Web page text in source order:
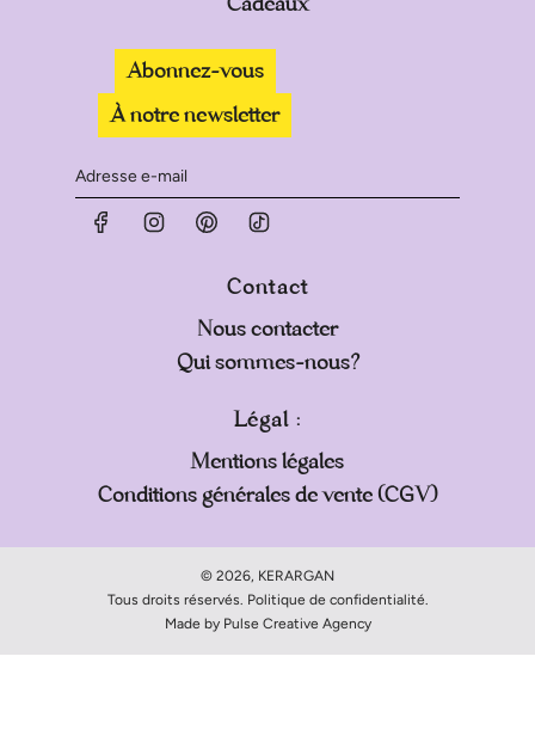
Abonnez-vous
À notre newsletter
Contact
Nous contacter
Qui sommes-nous?
Légal :
Mentions légales
Conditions générales de vente (CGV)
© 2026, KERARGAN
Tous droits réservés. Politique de confidentialité.
Made by Pulse Creative Agency